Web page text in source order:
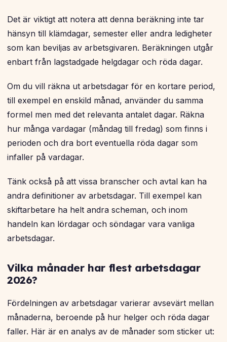
Det är viktigt att notera att denna beräkning inte tar
hänsyn till klämdagar, semester eller andra ledigheter
som kan beviljas av arbetsgivaren. Beräkningen utgår
enbart från lagstadgade helgdagar och röda dagar.
Om du vill räkna ut arbetsdagar för en kortare period,
till exempel en enskild månad, använder du samma
formel men med det relevanta antalet dagar. Räkna
hur många vardagar (måndag till fredag) som finns i
perioden och dra bort eventuella röda dagar som
infaller på vardagar.
Tänk också på att vissa branscher och avtal kan ha
andra definitioner av arbetsdagar. Till exempel kan
skiftarbetare ha helt andra scheman, och inom
handeln kan lördagar och söndagar vara vanliga
arbetsdagar.
Vilka månader har flest arbetsdagar
2026?
Fördelningen av arbetsdagar varierar avsevärt mellan
månaderna, beroende på hur helger och röda dagar
faller. Här är en analys av de månader som sticker ut: